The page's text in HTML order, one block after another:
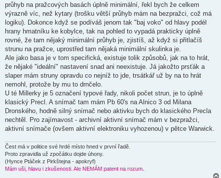
p
ě
e
k
průhyb na pražcových basách úplně minimální, řekl bych že celkem
výrazně víc, než kytary (trošku větší průhyb mám na bezpražci, což má
logiku). Dokonce když se podíváš jenom tak "baj voko" od hlavy podél
hrany hmatníku ke kobylce, tak na pohled to vypadá prakticky úplně
rovné, že tam nějaký minimální průhyb je, zjistíš, až když si přitlačíš
strunu na pražce, uprostřed tam nějaká minimální skulinka je.
Ale jako basa je v tom specifická, existuje tolik způsobů, jak na to hrát,
že nějaké "ideální" nastavení snad ani neexistuje. Já jakožto prsťák a
slaper mám struny opravdu co nejníž to jde, trsátkář už by na to hrát
nemohl, protože by mu to drnčelo.
U té Millerky je 5 označení typové řady, nikoli počet strun, je to úplně
klasický Precl. A snímač tam mám Pb 60's na Alnico 3 od Milana
Dronského, hodně silný snímač nebo aktivku bych do klasického Precla
nechtěl. Pro zajímavost - archivní aktivní snímač mám v bezpražci,
aktivní snímače (ovšem aktivní elektroniku vyhozenou) v pětce Warwick.
Čest má v politice své hrdé místo hned v první řadě.
Proto zpravidla už zpočátku dojde úhony.
(Hynce Ptáček z Pirkštejna - apokryf)
Mám uši, hlavu i zkušenosti. Ale NEMÁM patent na rozum.